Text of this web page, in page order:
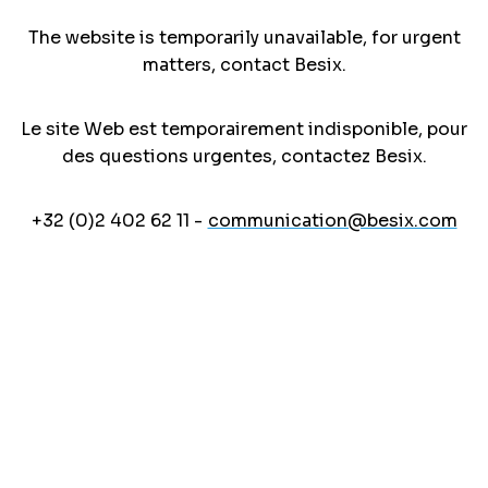
The website is temporarily unavailable, for urgent
matters, contact Besix.
Le site Web est temporairement indisponible, pour
des questions urgentes, contactez Besix.
+32 (0)2 402 62 11 - communication@besix.com